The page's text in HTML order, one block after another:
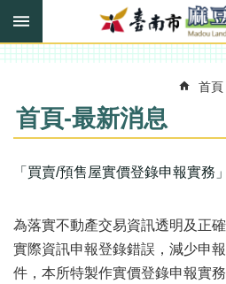
跳到主要內容區塊
搜
進
階
訊
報
機
關
首頁
首頁-最新消息
「買賣/預售屋實價登錄申報實務
為落實不動產交易資訊透明及正
實際資訊申報登錄錯誤，減少申
件，本所特製作實價登錄申報實